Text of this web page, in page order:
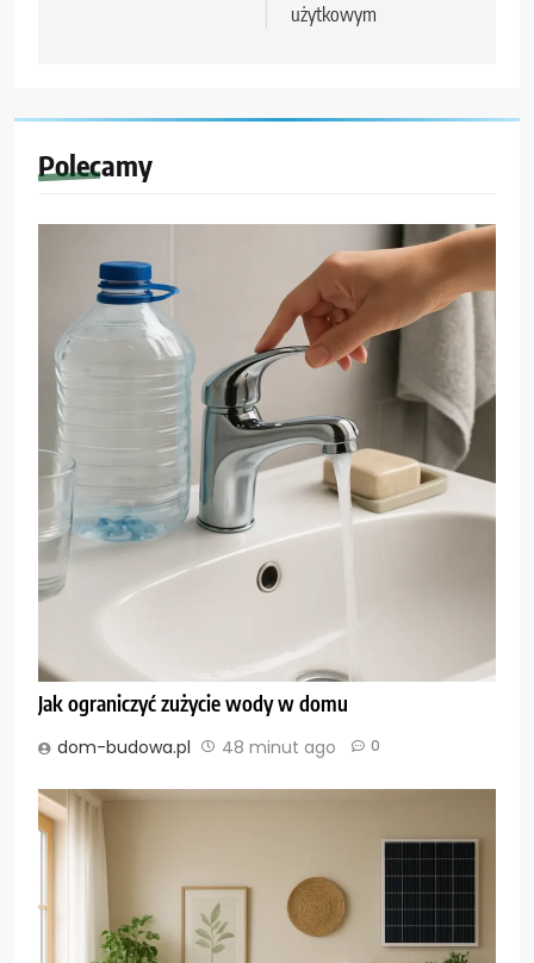
użytkowym
Polecamy
Jak ograniczyć zużycie wody w domu
dom-budowa.pl 48 minut ago 0